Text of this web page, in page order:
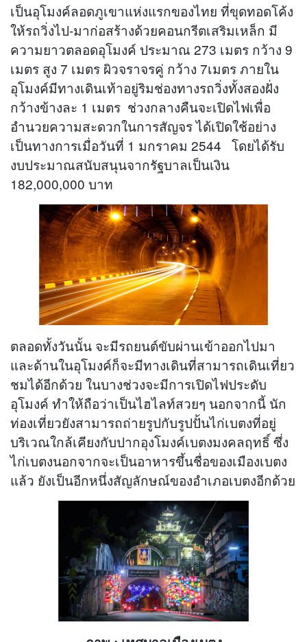
เป็นอุโมงค์ลอดภูเขาแห่งแรกของไทย ที่ขุดทอดโค้ง
ให้รถวิ่งไป-มาก่อสร้างด้วยคอนกรีตเสริมเหล็ก มี
ความยาวตลอดอุโมงค์ ประมาณ 273 เมตร กว้าง 9
เมตร สูง 7 เมตร ผิวจราจรคู่ กว้าง 7เมตร ภายใน
อุโมงค์มีทางเดินเท้าอยู่ริมช่องทางรถวิ่งทั้งสองฝั่ง
กว้างข้างละ 1 เมตร ช่วงกลางคืนจะเปิดไฟเพื่อ
อำนวยความสะดวกในการสัญจร ได้เปิดใช้อย่าง
เป็นทางการเมื่อวันที่ 1 มกราคม 2544 โดยได้รับ
งบประมาณสนับสนุนจากรัฐบาลเป็นเงิน
182,000,000 บาท
ตลอดทั้งวันนั้น จะมีรถยนต์ขับผ่านเข้าออกไปมา
และด้านในอุโมงค์ก็จะมีทางเดินที่สามารถเดินเที่ยว
ชมได้อีกด้วย ในบางช่วงจะมีการเปิดไฟประดับ
อุโมงค์ ทำให้ถือว่าเป็นไฮไลท์สวยๆ นอกจากนี้ นัก
ท่องเที่ยวยังสามารถถ่ายรูปกับรูปปั้นไก่เบตงที่อยู่
บริเวณใกล้เคียงกับปากอุงโมงค์เบตงมงคลฤทธิ์ ซึ่ง
ไก่เบตงนอกจากจะเป็นอาหารขึ้นชื่อของเมืองเบตง
แล้ว ยังเป็นอีกหนึ่งสัญลักษณ์ของอำเภอเบตงอีกด้วย